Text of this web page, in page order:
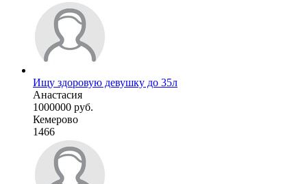
Ищу здоровую девушку до 35л
Анастасия
1000000 руб.
Кемерово
1466